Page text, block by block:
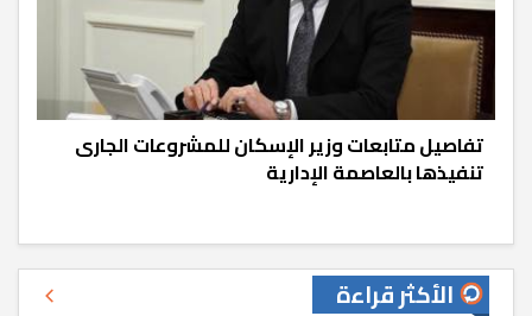
تفاصيل متابعات وزير الإسكان للمشروعات الجارى
تنفيذها بالعاصمة الإدارية
الأكثر قراءة